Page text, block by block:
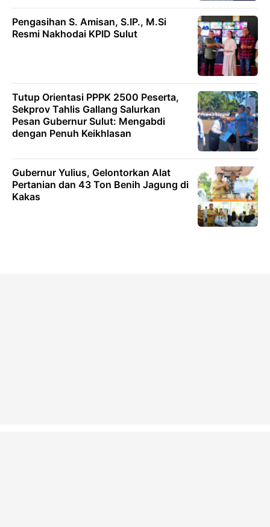
Pengasihan S. Amisan, S.IP., M.Si
Resmi Nakhodai KPID Sulut
Tutup Orientasi PPPK 2500 Peserta,
Sekprov Tahlis Gallang Salurkan
Pesan Gubernur Sulut: Mengabdi
dengan Penuh Keikhlasan
Gubernur Yulius, Gelontorkan Alat
Pertanian dan 43 Ton Benih Jagung di
Kakas